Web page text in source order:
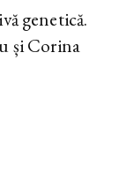
genetică.
și Corina